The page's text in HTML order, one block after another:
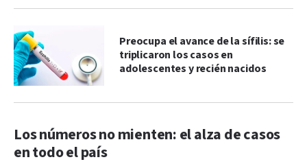
Preocupa el avance de la sífilis: se
triplicaron los casos en
adolescentes y recién nacidos
Los números no mienten: el alza de casos
en todo el país